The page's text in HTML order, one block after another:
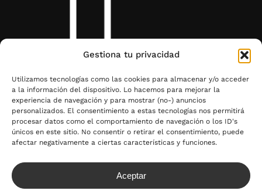
Gestiona tu privacidad
Utilizamos tecnologías como las cookies para almacenar y/o acceder
a la información del dispositivo. Lo hacemos para mejorar la
experiencia de navegación y para mostrar (no-) anuncios
personalizados. El consentimiento a estas tecnologías nos permitirá
procesar datos como el comportamiento de navegación o los ID's
únicos en este sitio. No consentir o retirar el consentimiento, puede
afectar negativamente a ciertas características y funciones.
Aceptar